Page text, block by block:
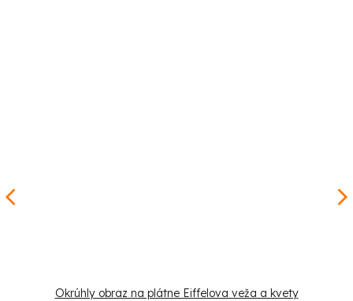
Okrúhly obraz na plátne Eiffelova veža a kvety